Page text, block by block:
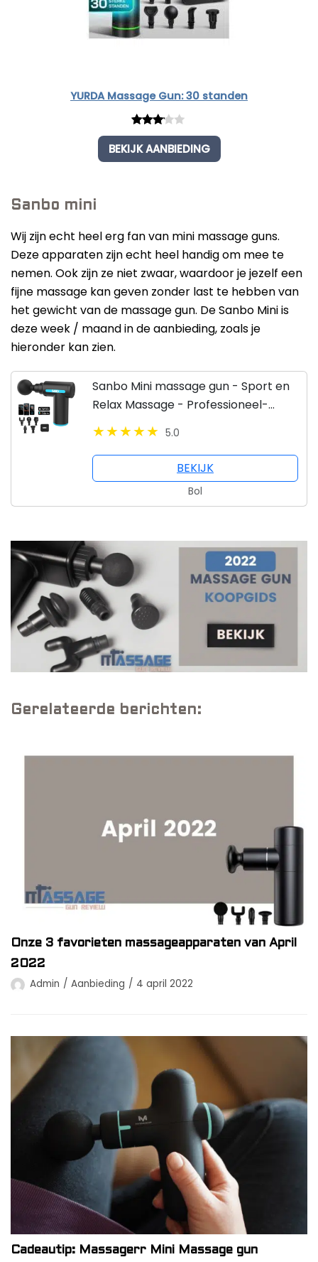
YURDA Massage Gun: 30 standen
Rated
3.00
1
custo
mer
BEKIJK AANBIEDING
Sanbo mini
Wij zijn echt heel erg fan van mini massage guns.
Deze apparaten zijn echt heel handig om mee te
nemen. Ook zijn ze niet zwaar, waardoor je jezelf een
fijne massage kan geven zonder last te hebben van
het gewicht van de massage gun. De Sanbo Mini is
deze week / maand in de aanbieding, zoals je
hieronder kan zien.
Sanbo Mini massage gun - Sport en
Relax Massage - Professioneel-
Inclusief Koffer - Inclusief APP - 5
Opzetstukken - Massage Apparaat -
Massage pistool -
5.0
BEKIJK
Bol
Gerelateerde berichten:
Onze 3 favorieten massageapparaten van April
2022
Admin Aanbieding 4 april 2022
Cadeautip: Massagerr Mini Massage gun